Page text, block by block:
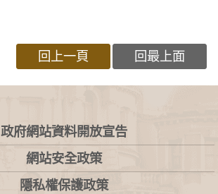
回上一頁 回最上面
政府網站資料開放宣告
網站安全政策
隱私權保護政策